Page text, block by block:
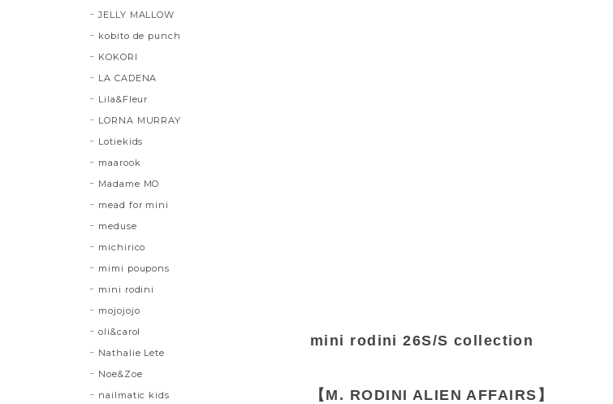
mini rodini 26S/S collection
【M. RODINI ALIEN AFFAIRS】
JELLY MALLOW
kobito de punch
KOKORI
LA CADENA
Lila&Fleur
LORNA MURRAY
Lotiekids
maarook
Madame MO
mead for mini
meduse
michirico
mimi poupons
mini rodini
mojojojo
oli&carol
Nathalie Lete
Noe&Zoe
nailmatic kids